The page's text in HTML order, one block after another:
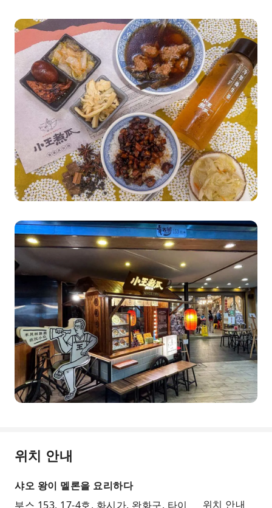
위치 안내
샤오 왕이 멜론을 요리하다
부스 153, 17-4호, 화시가, 완화구, 타이
위치 안내